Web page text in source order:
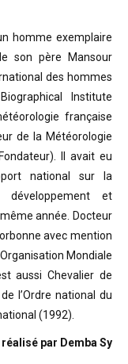
homme exemplaire
son père Mansour
des hommes
Institute
française
de la Météorologie
Il avait eu
national sur la
développement et
année.
Docteur
avec mention
Mondiale
aussi Chevalier de
l’Ordre national du
(1992).
par Demba Sy